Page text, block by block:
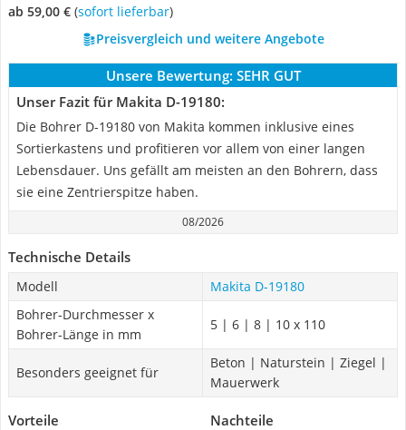
ab 59,00 € ( Sofort lieferbar)
Preisvergleich und weitere Angebote
Unsere Bewertung: SEHR GUT
Unser Fazit für Makita D-19180:
Die Bohrer D-19180 von Makita kommen inklusive eines
Sortierkastens und profitieren vor allem von einer langen
Lebensdauer. Uns gefällt am meisten an den Bohrern, dass
sie eine Zentrierspitze haben.
08/2026
Technische Details
Modell
Makita D-19180
Bohrer-Durchmesser x
Bohrer-Länge in mm
5 | 6 | 8 | 10 x 110
Besonders geeignet für
Beton | Naturstein | Ziegel |
Mauerwerk
Vorteile Nachteile